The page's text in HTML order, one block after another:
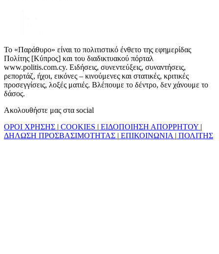
Το «Παράθυρο» είναι το πολιτιστικό ένθετο της εφημερίδας
Πολίτης [Κύπρος] και του διαδικτυακού πόρταλ
www.politis.com.cy. Ειδήσεις, συνεντεύξεις, συναντήσεις,
ρεπορτάζ, ήχοι, εικόνες – κινούμενες και στατικές, κριτικές
προσεγγίσεις, λοξές ματιές. Βλέπουμε το δέντρο, δεν χάνουμε το
δάσος.
Ακολουθήστε μας στα social
ΟΡΟΙ ΧΡΗΣΗΣ | COOKIES | ΕΙΔΟΠΟΙΗΣΗ ΑΠΟΡΡΗΤΟΥ |
ΔΗΛΩΣΗ ΠΡΟΣΒΑΣΙΜΟΤΗΤΑΣ | ΕΠΙΚΟΙΝΩΝΙΑ | ΠΟΛΙΤΗΣ